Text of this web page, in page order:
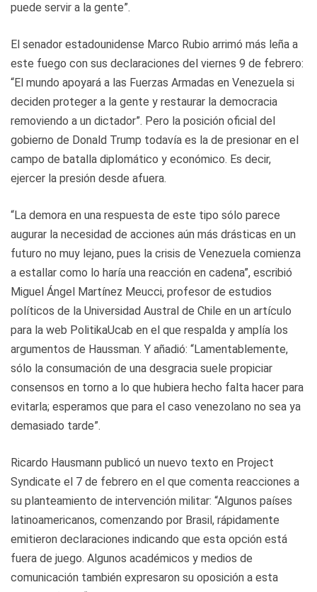
puede servir a la gente”.
El senador estadounidense Marco Rubio arrimó más leña a
este fuego con sus declaraciones del viernes 9 de febrero:
“El mundo apoyará a las Fuerzas Armadas en Venezuela si
deciden proteger a la gente y restaurar la democracia
removiendo a un dictador”. Pero la posición oficial del
gobierno de Donald Trump todavía es la de presionar en el
campo de batalla diplomático y económico. Es decir,
ejercer la presión desde afuera.
“La demora en una respuesta de este tipo sólo parece
augurar la necesidad de acciones aún más drásticas en un
futuro no muy lejano, pues la crisis de Venezuela comienza
a estallar como lo haría una reacción en cadena”, escribió
Miguel Ángel Martínez Meucci, profesor de estudios
políticos de la Universidad Austral de Chile en un artículo
para la web PolitikaUcab en el que respalda y amplía los
argumentos de Haussman. Y añadió: “Lamentablemente,
sólo la consumación de una desgracia suele propiciar
consensos en torno a lo que hubiera hecho falta hacer para
evitarla; esperamos que para el caso venezolano no sea ya
demasiado tarde”.
Ricardo Hausmann publicó un nuevo texto en Project
Syndicate el 7 de febrero en el que comenta reacciones a
su planteamiento de intervención militar: “Algunos países
latinoamericanos, comenzando por Brasil, rápidamente
emitieron declaraciones indicando que esta opción está
fuera de juego. Algunos académicos y medios de
comunicación también expresaron su oposición a esta